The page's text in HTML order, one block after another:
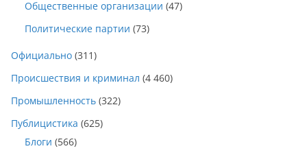
Общественные организации (47)
Политические партии (73)
Официально (311)
Происшествия и криминал (4 460)
Промышленность (322)
Публицистика (625)
Блоги (566)